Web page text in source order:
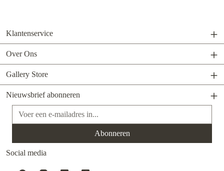
Klantenservice
Over Ons
Gallery Store
Nieuwsbrief abonneren
E-mailadres*
Abonneren
Social media